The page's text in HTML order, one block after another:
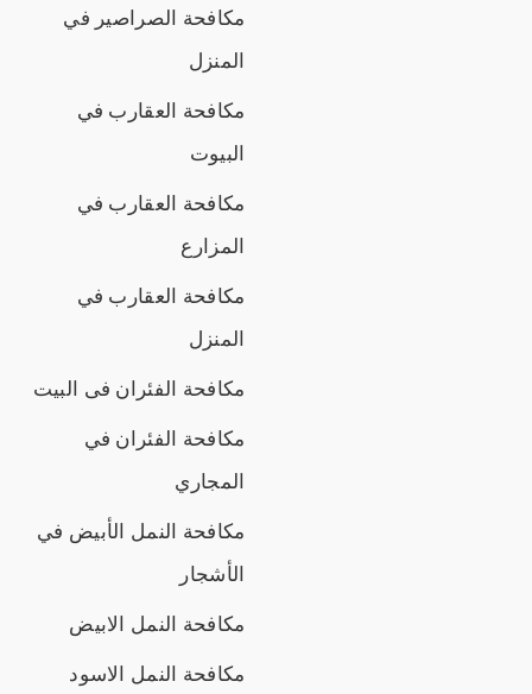
مكافحة الصراصير في
المنزل
مكافحة العقارب في
البيوت
مكافحة العقارب في
المزارع
مكافحة العقارب في
المنزل
مكافحة الفئران فى البيت
مكافحة الفئران في
المجاري
مكافحة النمل الأبيض في
الأشجار
مكافحة النمل الابيض
مكافحة النمل الاسود